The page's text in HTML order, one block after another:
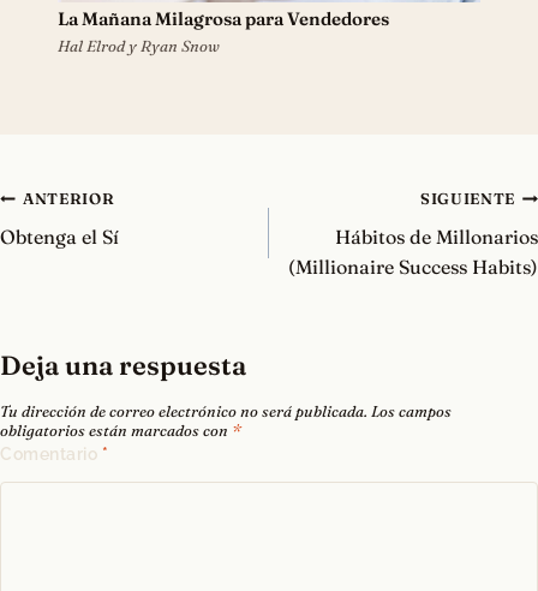
La Mañana Milagrosa para Vendedores
Hal Elrod y Ryan Snow
Navegación
de
ANTERIOR
Obtenga el Sí
SIGUIENTE
Hábitos de Millonarios
(Millionaire Success Habits)
Deja una respuesta
Tu dirección de correo electrónico no será publicada. Los campos
obligatorios están marcados con *
Comentario *